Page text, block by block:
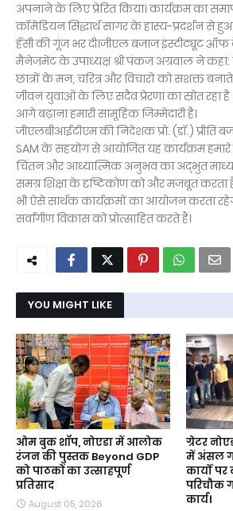
अपनाने के लिए प्रेरित किया। कार्यक्रम का
कॉमेडियन सिद्धार्थ सागर के हास्य-प्रदर्शन से
हँसी की गूंज भर दी।जीएल बजाज इंस्टीट्यूट ऑफ
मैनेजमेंट के उपाध्यक्ष श्री पंकज अग्रवाल ने कहा:
छात्रों के मन, चरित्र और विचारों को सशक्त
जीवन युवाओं के लिए सदैव प्रेरणा का स्रोत रहा
आगे बढ़ाना हमारी सामूहिक जिम्मेदारी है।
जीएलबीआईटीएम की निदेशक प्रो. (डॉ.) प्रीति
SAM के सहयोग से आयोजित यह कार्यक्रम हमारे
चिंतन और आध्यात्मिक अनुभव का अद्भुत
समग्र शिक्षा के दृष्टिकोण को और मजबूत
भी ऐसे सार्थक कार्यक्रमों का आयोजन करता
सर्वांगीण विकास को प्रोत्साहित करते हैं।
YOU MIGHT LIKE
ओम बुक शॉप, नोएडा में आलोक
रंजन की पुस्तक Beyond GDP
को पाठकों का उत्साहपूर्ण
प्रतिसाद
August 05, 2026
ग्रेटर
में अंसल
कार्यों
परिचौक
कार्य।